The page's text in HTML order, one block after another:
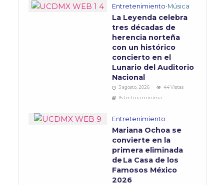
Entretenimiento•Música
La Leyenda celebra
tres décadas de
herencia norteña
con un histórico
concierto en el
Lunario del Auditorio
Nacional
3 agosto, 2026
44 Vistas
16 Lectura mínima
Entretenimiento
Mariana Ochoa se
convierte en la
primera eliminada
de La Casa de los
Famosos México
2026